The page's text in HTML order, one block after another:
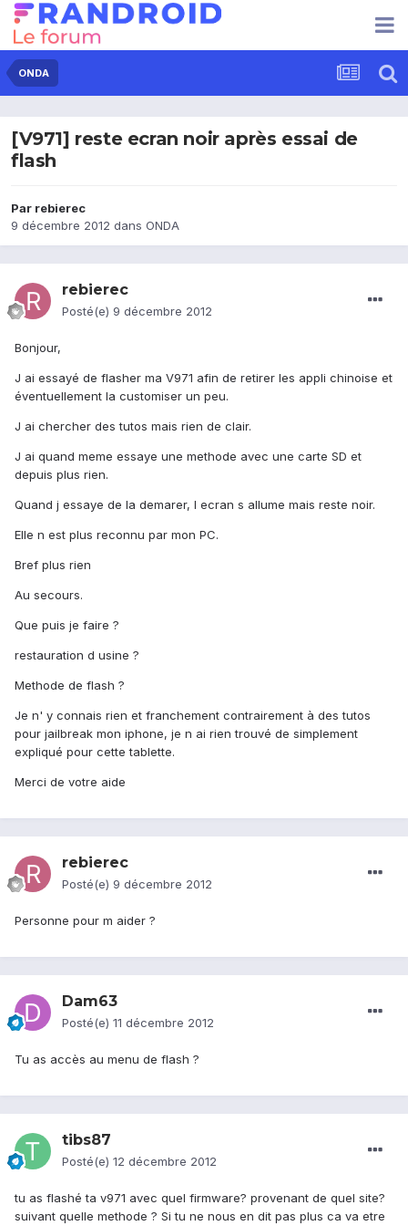
ONDA
[V971] reste ecran noir après essai de
flash
Par rebierec
9 décembre 2012 dans ONDA
rebierec
Posté(e) 9 décembre 2012
Bonjour,
J ai essayé de flasher ma V971 afin de retirer les appli chinoise et
éventuellement la customiser un peu.
J ai chercher des tutos mais rien de clair.
J ai quand meme essaye une methode avec une carte SD et
depuis plus rien.
Quand j essaye de la demarer, l ecran s allume mais reste noir.
Elle n est plus reconnu par mon PC.
Bref plus rien
Au secours.
Que puis je faire ?
restauration d usine ?
Methode de flash ?
Je n' y connais rien et franchement contrairement à des tutos
pour jailbreak mon iphone, je n ai rien trouvé de simplement
expliqué pour cette tablette.
Merci de votre aide
rebierec
Posté(e) 9 décembre 2012
Personne pour m aider ?
Dam63
Posté(e) 11 décembre 2012
Tu as accès au menu de flash ?
tibs87
Posté(e) 12 décembre 2012
tu as flashé ta v971 avec quel firmware? provenant de quel site?
suivant quelle methode ? Si tu ne nous en dit pas plus ca va etre